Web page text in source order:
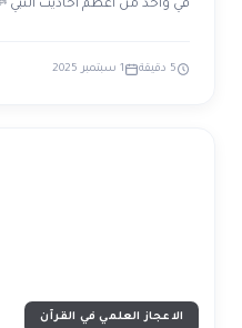
في واحد من أعظم أحاديث
5 دقيقة 1 سبتمبر 2025
الاعجاز العلمي في القرآن